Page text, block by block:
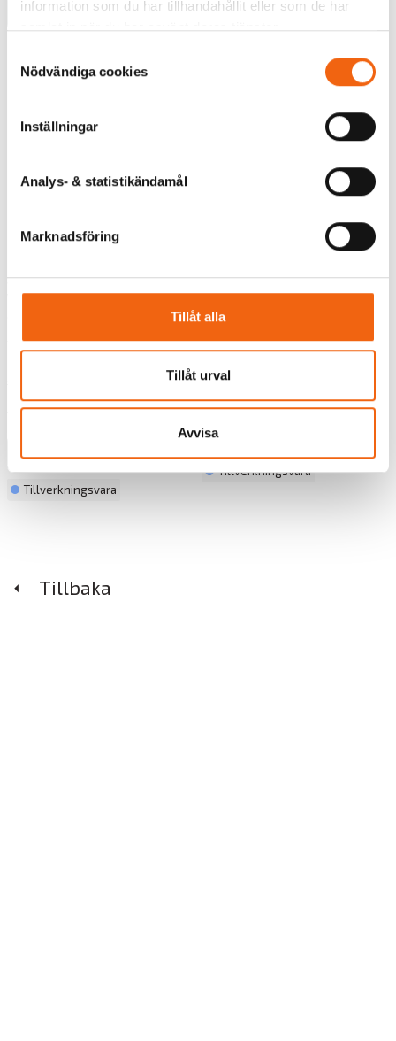
information som du har tillhandahållit eller som de har
samlat in när du har använt deras tjänster.
Nödvändiga cookies
Inställningar
Analys- & statistikändamål
Marknadsföring
Tillåt alla
Tillåt urval
Avvisa
Välj Välj
Sidohängt Fönster
Westcoast Windows
Alu
från5549 kr
Tillverkningsvara
Vridfönster Westcoast
Windows Classic Plus 3-
Glas Vit Alu
Rek.pris fr tillverkaren
Tillverkningsvara
Tillbaka